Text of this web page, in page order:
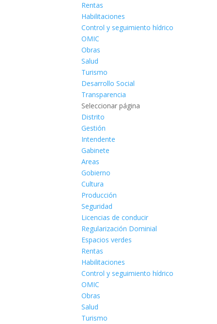
Rentas
Habilitaciones
Control y seguimiento hídrico
OMIC
Obras
Salud
Turismo
Desarrollo Social
Transparencia
Seleccionar página
Distrito
Gestión
Intendente
Gabinete
Areas
Gobierno
Cultura
Producción
Seguridad
Licencias de conducir
Regularización Dominial
Espacios verdes
Rentas
Habilitaciones
Control y seguimiento hídrico
OMIC
Obras
Salud
Turismo